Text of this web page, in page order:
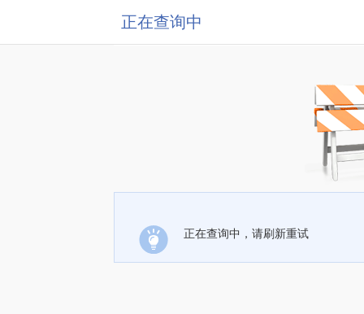
正在查询中
正在查询中，请刷新重试